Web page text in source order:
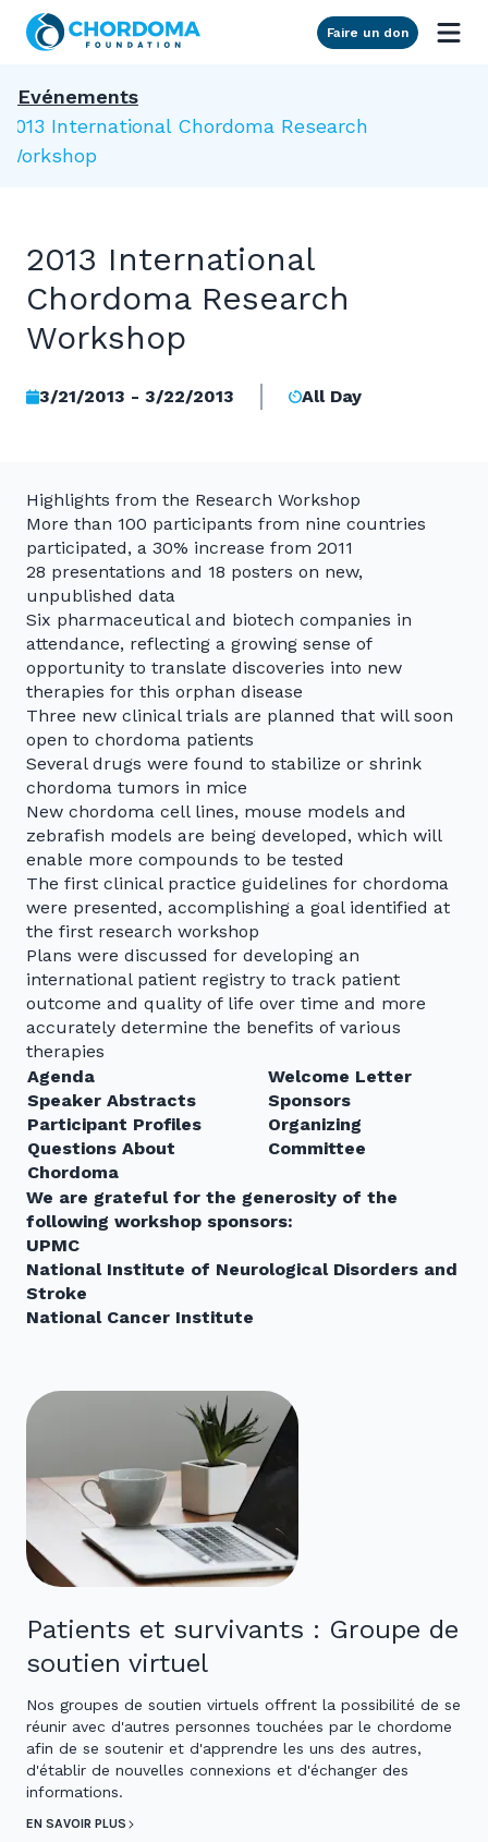
Skip to Main Content
Faire un don
Evénements
2013 International Chordoma Research
Workshop
2013 International
Chordoma Research
Workshop
3/21/2013 - 3/22/2013 All Day
Highlights from the Research Workshop
More than 100 participants from nine countries
participated, a 30% increase from 2011
28 presentations and 18 posters on new,
unpublished data
Six pharmaceutical and biotech companies in
attendance, reflecting a growing sense of
opportunity to translate discoveries into new
therapies for this orphan disease
Three new clinical trials are planned that will soon
open to chordoma patients
Several drugs were found to stabilize or shrink
chordoma tumors in mice
New chordoma cell lines, mouse models and
zebrafish models are being developed, which will
enable more compounds to be tested
The first clinical practice guidelines for chordoma
were presented, accomplishing a goal identified at
the first research workshop
Plans were discussed for developing an
international patient registry to track patient
outcome and quality of life over time and more
accurately determine the benefits of various
therapies
Agenda
Speaker Abstracts
Participant Profiles
Questions About
Chordoma
Welcome Letter
Sponsors
Organizing
Committee
We are grateful for the generosity of the
following workshop sponsors:
UPMC
National Institute of Neurological Disorders and
Stroke
National Cancer Institute
Patients et survivants : Groupe de
soutien virtuel
Nos groupes de soutien virtuels offrent la possibilité de se
réunir avec d'autres personnes touchées par le chordome
afin de se soutenir et d'apprendre les uns des autres,
d'établir de nouvelles connexions et d'échanger des
informations.
EN SAVOIR PLUS